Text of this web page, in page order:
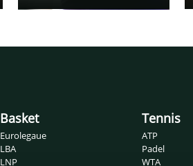
Basket
Eurolegaue
LBA
LNP
Tennis
ATP
Padel
WTA